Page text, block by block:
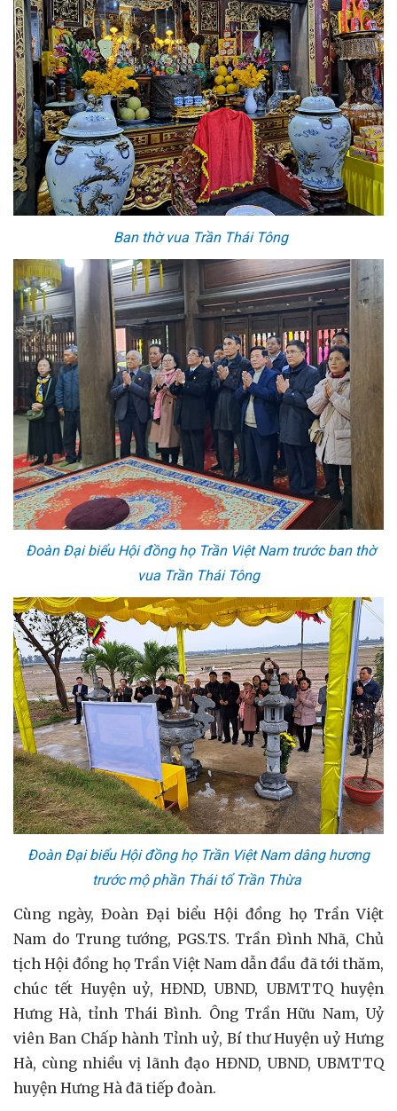
Ban thờ vua Trần Thái Tông
Đoàn Đại biểu Hội đồng họ Trần Việt Nam trước ban thờ
vua Trần Thái Tông
Đoàn Đại biểu Hội đồng họ Trần Việt Nam dâng hương
trước mộ phần Thái tổ Trần Thừa
Cùng ngày, Đoàn Đại biểu Hội đồng họ Trần Việt
Nam do Trung tướng, PGS.TS. Trần Đình Nhã, Chủ
tịch Hội đồng họ Trần Việt Nam dẫn đầu đã tới thăm,
chúc tết Huyện uỷ, HĐND, UBND, UBMTTQ huyện
Hưng Hà, tỉnh Thái Bình. Ông Trần Hữu Nam, Uỷ
viên Ban Chấp hành Tỉnh uỷ, Bí thư Huyện uỷ Hưng
Hà, cùng nhiều vị lãnh đạo HĐND, UBND, UBMTTQ
huyện Hưng Hà đã tiếp đoàn.